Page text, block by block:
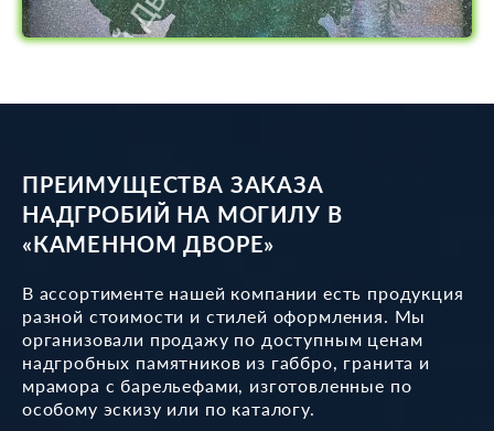
ПРЕИМУЩЕСТВА ЗАКАЗА
НАДГРОБИЙ НА МОГИЛУ В
«КАМЕННОМ ДВОРЕ»
В ассортименте нашей компании есть продукция
разной стоимости и стилей оформления. Мы
организовали продажу по доступным ценам
надгробных памятников из габбро, гранита и
мрамора с барельефами, изготовленные по
особому эскизу или по каталогу.